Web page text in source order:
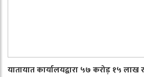
यातायात कार्यालयद्वारा ५७ करोड़ १५ लाख